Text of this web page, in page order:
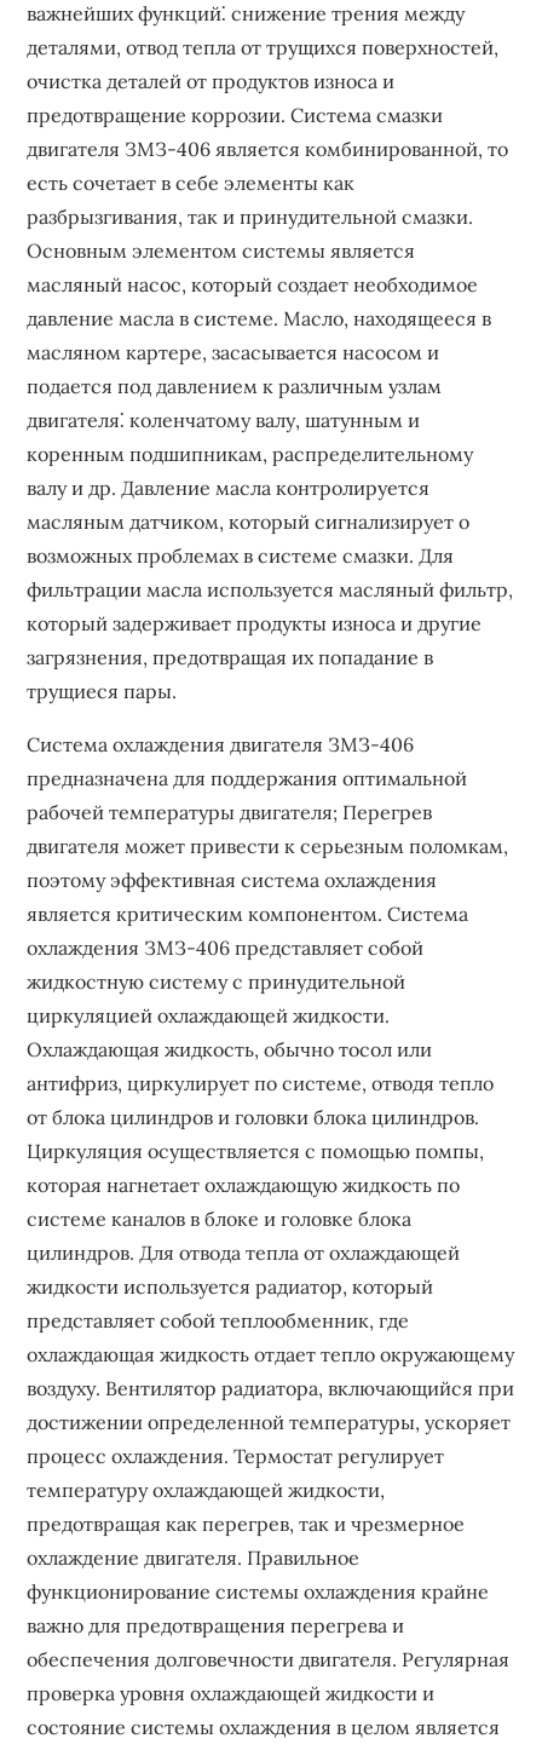
важнейших функций⁚ снижение трения между
деталями, отвод тепла от трущихся поверхностей,
очистка деталей от продуктов износа и
предотвращение коррозии. Система смазки
двигателя ЗМЗ-406 является комбинированной, то
есть сочетает в себе элементы как
разбрызгивания, так и принудительной смазки.
Основным элементом системы является
масляный насос, который создает необходимое
давление масла в системе. Масло, находящееся в
масляном картере, засасывается насосом и
подается под давлением к различным узлам
двигателя⁚ коленчатому валу, шатунным и
коренным подшипникам, распределительному
валу и др. Давление масла контролируется
масляным датчиком, который сигнализирует о
возможных проблемах в системе смазки. Для
фильтрации масла используется масляный фильтр,
который задерживает продукты износа и другие
загрязнения, предотвращая их попадание в
трущиеся пары.
Система охлаждения двигателя ЗМЗ-406
предназначена для поддержания оптимальной
рабочей температуры двигателя; Перегрев
двигателя может привести к серьезным поломкам,
поэтому эффективная система охлаждения
является критическим компонентом. Система
охлаждения ЗМЗ-406 представляет собой
жидкостную систему с принудительной
циркуляцией охлаждающей жидкости.
Охлаждающая жидкость, обычно тосол или
антифриз, циркулирует по системе, отводя тепло
от блока цилиндров и головки блока цилиндров.
Циркуляция осуществляется с помощью помпы,
которая нагнетает охлаждающую жидкость по
системе каналов в блоке и головке блока
цилиндров. Для отвода тепла от охлаждающей
жидкости используется радиатор, который
представляет собой теплообменник, где
охлаждающая жидкость отдает тепло окружающему
воздуху. Вентилятор радиатора, включающийся при
достижении определенной температуры, ускоряет
процесс охлаждения. Термостат регулирует
температуру охлаждающей жидкости,
предотвращая как перегрев, так и чрезмерное
охлаждение двигателя. Правильное
функционирование системы охлаждения крайне
важно для предотвращения перегрева и
обеспечения долговечности двигателя. Регулярная
проверка уровня охлаждающей жидкости и
состояние системы охлаждения в целом является